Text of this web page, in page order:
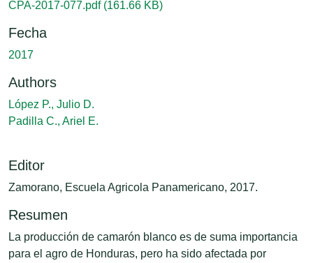
CPA-2017-077.pdf (161.66 KB)
Fecha
2017
Authors
López P., Julio D.
Padilla C., Ariel E.
Editor
Zamorano, Escuela Agricola Panamericano, 2017.
Resumen
La producción de camarón blanco es de suma importancia
para el agro de Honduras, pero ha sido afectada por